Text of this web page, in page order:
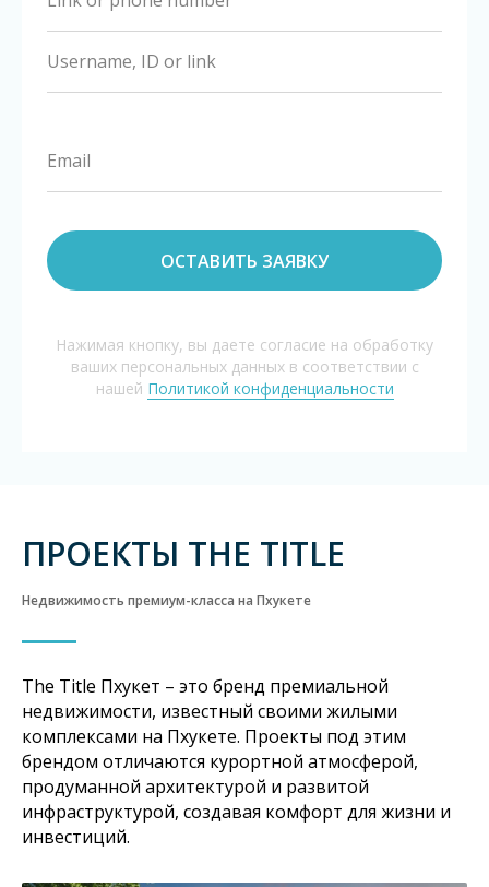
ОСТАВИТЬ ЗАЯВКУ
Нажимая кнопку, вы даете согласие на обработку
ваших персональных данных в соответствии с
нашей Политикой конфиденциальности
ПРОЕКТЫ THE TITLE
Недвижимость премиум-класса на Пхукете
The Title Пхукет – это бренд премиальной
недвижимости, известный своими жилыми
комплексами на Пхукете. Проекты под этим
брендом отличаются курортной атмосферой,
продуманной архитектурой и развитой
инфраструктурой, создавая комфорт для жизни и
инвестиций.